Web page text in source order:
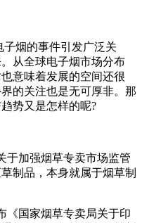
烟的事件引发广泛关
从全球电子烟市场分布
意味着发展的空间还很
的关注也是无可厚非。那
势又是怎样的呢?
加强烟草专卖市场监管
制品，本身就属于烟草制
国家烟草专卖局关于印